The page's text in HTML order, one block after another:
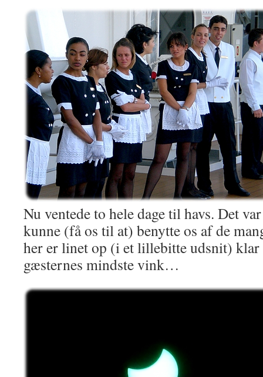
Nu ventede to hele dage til havs. Det
kunne (få os til at) benytte os af de
her er linet op (i et lillebitte udsnit)
gæsternes mindste vink…